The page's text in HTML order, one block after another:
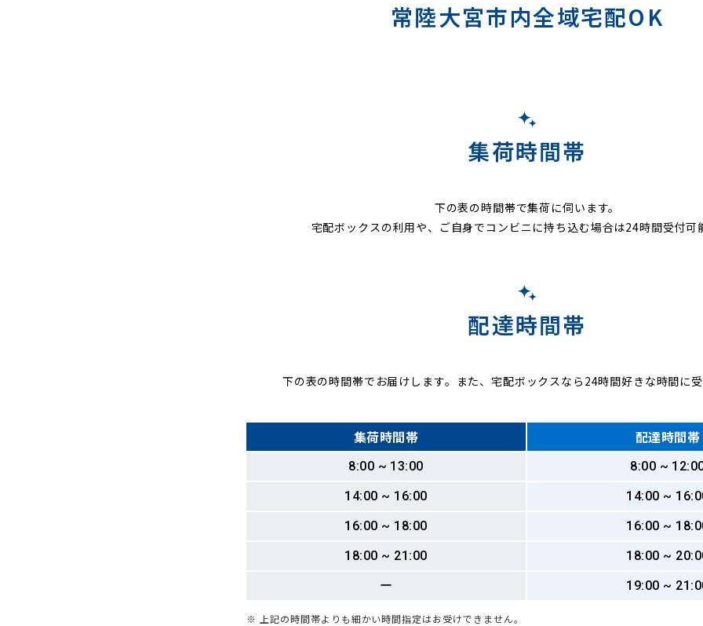
常陸大宮市内全域宅配OK
集荷時間帯
下の表の時間帯で集荷に伺います。
宅配ボックスの利用や、ご自身でコンビニに持ち込む場合は24時間受付可
配達時間帯
下の表の時間帯でお届けします。また、宅配ボックスなら24時間好きな時間に
集荷時間帯 配達時間帯
8:00 ~ 13:00
8:00 ~
14:00 ~ 16:00
14:00 ~
16:00 ~ 18:00
16:00 ~
18:00 ~ 21:00
18:00 ~
ー
19:00 ~
※ 上記の時間帯よりも細かい時間指定はお受けできません。